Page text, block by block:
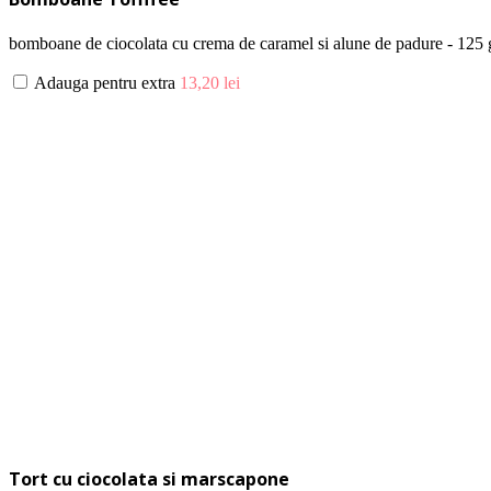
bomboane de ciocolata cu crema de caramel si alune de padure - 125
Adauga pentru extra 13,20 lei
Tort cu ciocolata si marscapone